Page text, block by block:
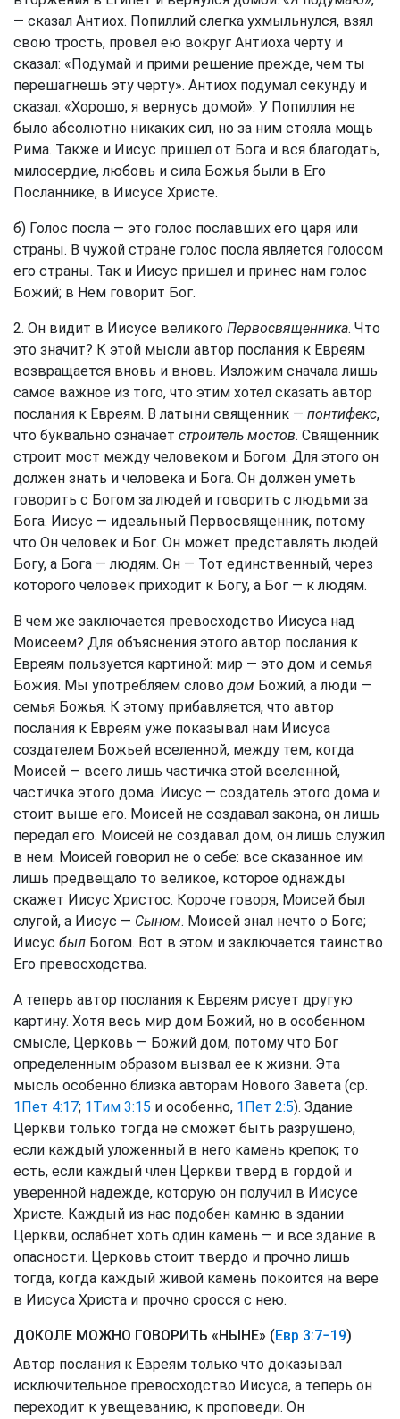
— сказал Антиох. Попиллий слегка ухмыльнулся, взял
свою трость, провел ею вокруг Антиоха черту и
сказал: «Подумай и прими решение прежде, чем ты
перешагнешь эту черту». Антиох подумал секунду и
сказал: «Хорошо, я вернусь домой». У Попиллия не
было абсолютно никаких сил, но за ним стояла мощь
Рима. Также и Иисус пришел от Бога и вся благодать,
милосердие, любовь и сила Божья были в Его
Посланнике, в Иисусе Христе.
б) Голос посла — это голос пославших его царя или
страны. В чужой стране голос посла является голосом
его страны. Так и Иисус пришел и принес нам голос
Божий; в Нем говорит Бог.
2. Он видит в Иисусе великого Первосвященника. Что
это значит? К этой мысли автор послания к Евреям
возвращается вновь и вновь. Изложим сначала лишь
самое важное из того, что этим хотел сказать автор
послания к Евреям. В латыни священник — понтифекс,
что буквально означает строитель мостов. Священник
строит мост между человеком и Богом. Для этого он
должен знать и человека и Бога. Он должен уметь
говорить с Богом за людей и говорить с людьми за
Бога. Иисус — идеальный Первосвященник, потому
что Он человек и Бог. Он может представлять людей
Богу, а Бога — людям. Он — Тот единственный, через
которого человек приходит к Богу, а Бог — к людям.
В чем же заключается превосходство Иисуса над
Моисеем? Для объяснения этого автор послания к
Евреям пользуется картиной: мир — это дом и семья
Божия. Мы употребляем словодом Божий, а люди —
семья Божья. К этому прибавляется, что автор
послания к Евреям уже показывал нам Иисуса
создателем Божьей вселенной, между тем, когда
Моисей — всего лишь частичка этой вселенной,
частичка этого дома. Иисус — создатель этого дома и
стоит выше его. Моисей не создавал закона, он лишь
передал его. Моисей не создавал дом, он лишь служил
в нем. Моисей говорил не о себе: все сказанное им
лишь предвещало то великое, которое однажды
скажет Иисус Христос. Короче говоря, Моисей был
слугой, а Иисус — Сыном. Моисей знал нечто о Боге;
Иисус был Богом. Вот в этом и заключается таинство
Его превосходства.
А теперь автор послания к Евреям рисует другую
картину. Хотя весь мир дом Божий, но в особенном
смысле, Церковь — Божий дом, потому что Бог
определенным образом вызвал ее к жизни. Эта
мысль особенно близка авторам Нового Завета (ср.
1Пет 4:17; 1Тим 3:15 и особенно, 1Пет 2:5). Здание
Церкви только тогда не сможет быть разрушено,
если каждый уложенный в него камень крепок; то
есть, если каждый член Церкви тверд в гордой и
уверенной надежде, которую он получил в Иисусе
Христе. Каждый из нас подобен камню в здании
Церкви, ослабнет хоть один камень — и все здание в
опасности. Церковь стоит твердо и прочно лишь
тогда, когда каждый живой камень покоится на вере
в Иисуса Христа и прочно сросся с нею.
ДОКОЛЕ МОЖНО ГОВОРИТЬ «НЫНЕ» (Евр 3:7−19)
Автор послания к Евреям только что доказывал
исключительное превосходство Иисуса, а теперь он
переходит к увещеванию, к проповеди. Он